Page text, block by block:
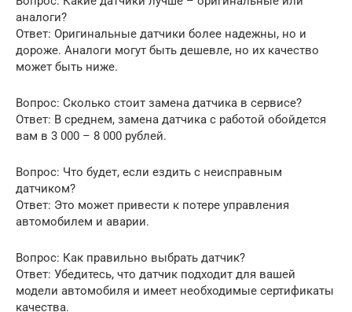
аналоги?
Ответ: Оригинальные датчики более надежны, но и
дороже. Аналоги могут быть дешевле, но их качество
может быть ниже.
Вопрос: Сколько стоит замена датчика в сервисе?
Ответ: В среднем, замена датчика с работой обойдется
вам в 3 000 – 8 000 рублей.
Вопрос: Что будет, если ездить с неисправным
датчиком?
Ответ: Это может привести к потере управления
автомобилем и аварии.
Вопрос: Как правильно выбрать датчик?
Ответ: Убедитесь, что датчик подходит для вашей
модели автомобиля и имеет необходимые сертификаты
качества.